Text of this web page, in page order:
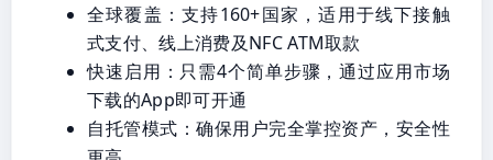
全球覆盖：支持160+国家，适用于线下接触
式支付、线上消费及NFC ATM取款
快速启用：只需4个简单步骤，通过应用市场
下载的App即可开通
自托管模式：确保用户完全掌控资产，安全性